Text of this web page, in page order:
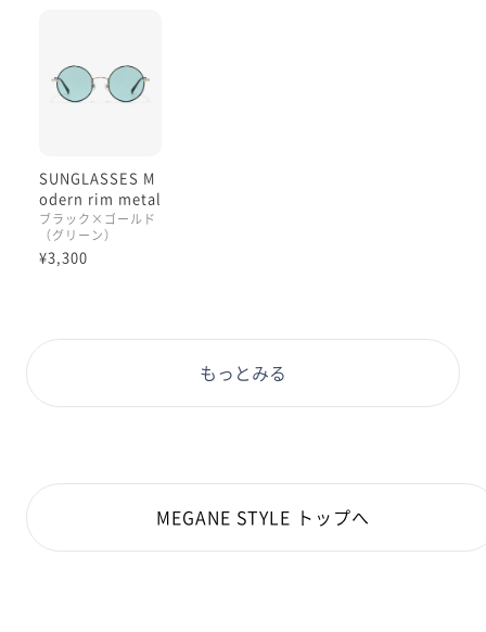
SUNGLASSES M
odern rim metal
ブラック×ゴールド
（グリーン）
¥3,300
もっとみる
MEGANE STYLE トップへ